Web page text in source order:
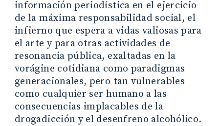
información periodística en el ejercicio
de la máxima responsabilidad social, el
infierno que espera a vidas valiosas para
el arte y para otras actividades de
resonancia pública, exaltadas en la
vorágine cotidiana como paradigmas
generacionales, pero tan vulnerables
como cualquier ser humano a las
consecuencias implacables de la
drogadicción y el desenfreno alcohólico.